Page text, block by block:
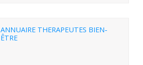
ANNUAIRE THERAPEUTES BIEN-
ÊTRE